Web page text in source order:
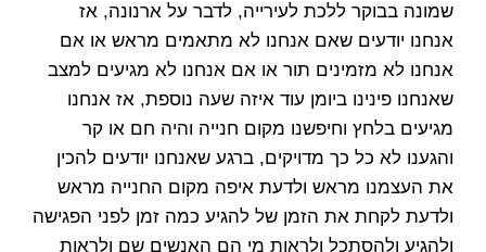
שמונה בבוקר ללכת לעירייה, לדבר על ארנונה, אז
אנחנו יודעים שאם אנחנו לא מתאמים מראש או אם
אנחנו לא מזמינים תור או אם אנחנו לא מגיעים למצב
שאנחנו פינינו ביומן עוד איזה שעה נוספת, אז אנחנו
מגיעים בלחץ וחיפשנו מקום חנייה והיה חם או קר
והגענו לא כל כך מדויקים, ברגע שאנחנו יודעים להכין
את העצמנו מראש ולדעת איפה מקום החנייה מראש
ולדעת לקחת את הזמן של להגיע כמה זמן לפני הפגישה
ולהגיע ולהסתכל ולראות מי הם האנשים שם ולראות